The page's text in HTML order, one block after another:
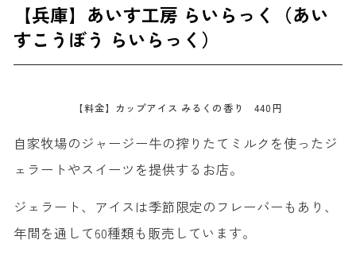
【兵庫】あいす工房 らいらっく（あい
すこうぼう らいらっく）
【料金】カップアイス みるくの香り 440円
自家牧場のジャージー牛の搾りたてミルクを使ったジ
ェラートやスイーツを提供するお店。
ジェラート、アイスは季節限定のフレーバーもあり、
年間を通して60種類も販売しています。